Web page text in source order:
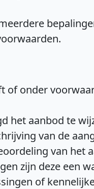
of onder
het aanbod te
van de
van het
zijn deze een
of